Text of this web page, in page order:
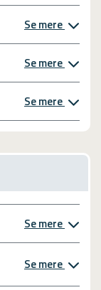
Se mere
Se mere
Se mere
Se mere
Se mere